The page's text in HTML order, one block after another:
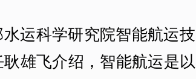
运科学研究院智能航运技
雄飞介绍，智能航运是以